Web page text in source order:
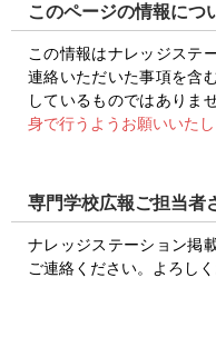
このページの情報につ
この情報はナレッジステ
連絡いただいた事項を含
しているものではありま
身で行うようお願いいたし
専門学校広報ご担当者
ナレッジステーション掲
ご連絡ください。よろし